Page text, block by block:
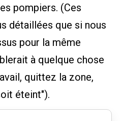
pompiers. (Ces
détaillées que si nous
pour la même
à quelque chose
quittez la zone,
éteint").